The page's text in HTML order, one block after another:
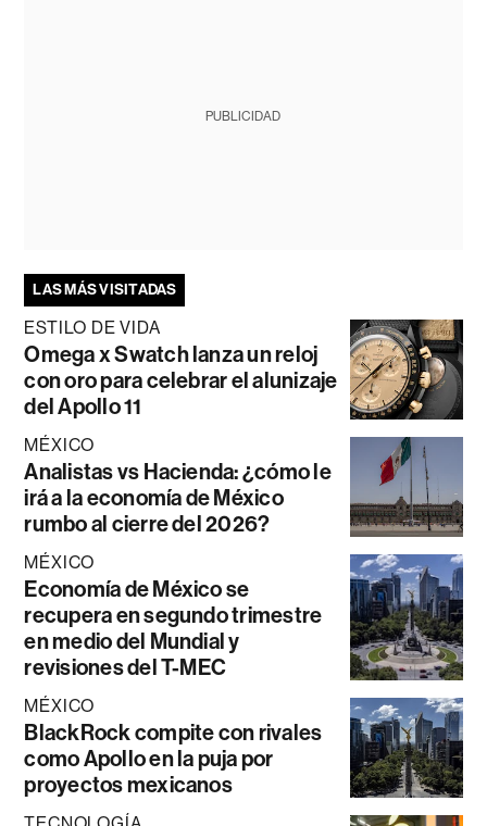
PUBLICIDAD
LAS MÁS VISITADAS
ESTILO DE VIDA
Omega x Swatch lanza un reloj
con oro para celebrar el alunizaje
del Apollo 11
MÉXICO
Analistas vs Hacienda: ¿cómo le
irá a la economía de México
rumbo al cierre del 2026?
MÉXICO
Economía de México se
recupera en segundo trimestre
en medio del Mundial y
revisiones del T-MEC
MÉXICO
BlackRock compite con rivales
como Apollo en la puja por
proyectos mexicanos